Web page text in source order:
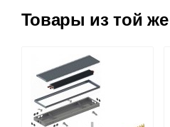
Доставка сантехники по
Возможные способы оплаты:
Банковской картой при
Интернет-деньгами
Безналичный расчёт
Товары из той